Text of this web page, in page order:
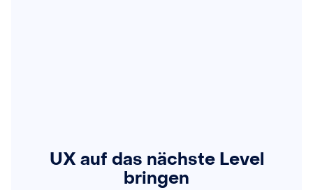
UX auf das nächste Level
bringen